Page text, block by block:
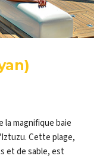
la magnifique baie
Cette plage,
et de sable, est